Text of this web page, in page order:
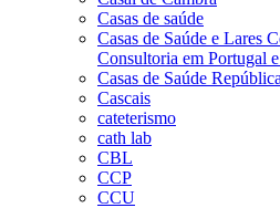
Casas de saúde
Casas de Saúde e Lares
Consultoria em Portugal
Casas de Saúde
Cascais
cateterismo
cath lab
CBL
CCP
CCU